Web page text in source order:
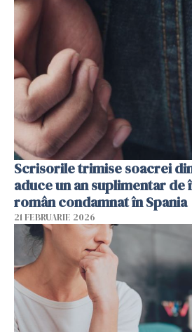
Scrisorile trimise soacrei
aduce un an suplimentar de
român condamnat în Spania
21 FEBRUARIE 2026